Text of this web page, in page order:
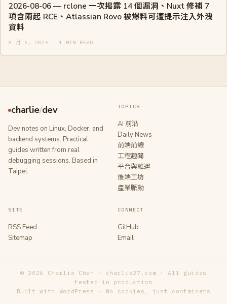
2026-08-06 — rclone 一次揭露 14 個漏洞、Nuxt 修補 7
項含兩起 RCE、Atlassian Rovo 被爆料可遭提示注入外洩
資料
8 月 6, 2026 · 1 MIN READ
charlie/dev
Dev notes on Linux, Docker, and
backend systems. Practical
guides written from real
debugging sessions. Based in
Taipei.
TOPICS
AI 前沿
Daily News
前端前線
工程趣聞
平台與維運
後端工坊
產業脈動
SITE
RSS Feed
Sitemap
CONNECT
GitHub
Email
© 2026 Charlie Chen · charlie27.com · All guides
tested in production
Built with WordPress · No cookies, just containers